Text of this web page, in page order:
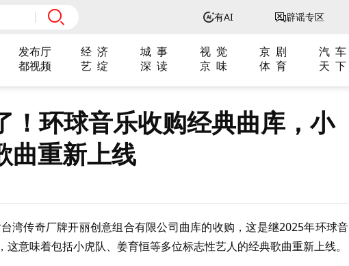
有AI 辟谣专区
发布厅 经 济 城 事 视 觉 京 剧 汽 车
都视频 艺 绽 深 读 京 味 体 育 天 下
环球音乐收购经典曲库，小
曲重新上线
湾传奇厂牌开丽创意组合有限公司曲库的收购，这是继2025年环球音
意味着包括小虎队、姜育恒等多位标志性艺人的经典歌曲重新上线。